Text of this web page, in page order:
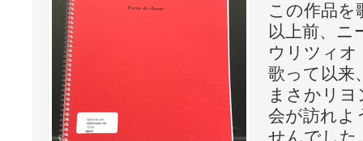
この作品を
以上前、ニ
ウリツィオ
歌って以来
まさかリ
会が訪れよ
せんでした